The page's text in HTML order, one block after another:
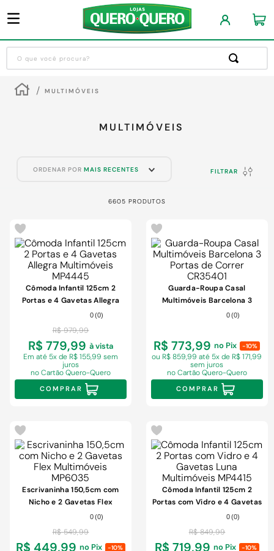
O que você procura?
MULTIMÓVEIS
MULTIMÓVEIS
ORDENAR POR MAIS RECENTES FILTRAR
6605 PRODUTOS
Cômoda Infantil 125cm 2
Portas e 4 Gavetas Allegra
Multimóveis MP4445
0 (0)
R$ 979,99
R$ 779,99 à vista
Em até 5x de R$ 155,99 sem
juros
no Cartão Quero-Quero
COMPRAR
Guarda-Roupa Casal
Multimóveis Barcelona 3
Portas de Correr CR35401
0 (0)
R$ 773,99 no Pix -10%
ou R$ 859,99até 5x de R$ 171,99
sem juros
no Cartão Quero-Quero
COMPRAR
Escrivaninha 150,5cm com
Nicho e 2 Gavetas Flex
Multimóveis MP6035
0 (0)
R$ 549,99
R$ 449,99 no Pix -10%
Cômoda Infantil 125cm 2
Portas com Vidro e 4 Gavetas
Luna Multimóveis MP4415
0 (0)
R$ 849,99
R$ 719,99 no Pix -10%
Termos mais buscados
cozinha completa
sofa
º
porta
chuveiro
º cimento